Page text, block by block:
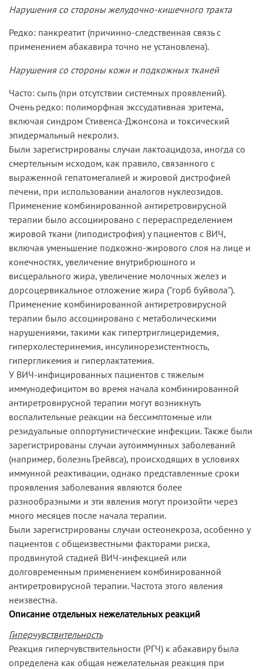
Нарушения со стороны желудочно-кишечного тракта
Редко: панкреатит (причинно-следственная связь с
применением абакавира точно не установлена).
Нарушения со стороны кожи и подкожных тканей
Часто: сыпь (при отсутствии системных проявлений).
Очень редко: полиморфная экссудативная эритема,
включая синдром Стивенса-Джонсона и токсический
эпидермальный некролиз.
Были зарегистрированы случаи лактоацидоза, иногда со
смертельным исходом, как правило, связанного с
выраженной гепатомегалией и жировой дистрофией
печени, при использовании аналогов нуклеозидов.
Применение комбинированной антиретровирусной
терапии было ассоциировано с перераспределением
жировой ткани (липодистрофия) у пациентов с ВИЧ,
включая уменьшение подкожно-жирового слоя на лице и
конечностях, увеличение внутрибрюшного и
висцерального жира, увеличение молочных желез и
дорсоцервикальное отложение жира ("горб буйвола").
Применение комбинированной антиретровирусной
терапии было ассоциировано с метаболическими
нарушениями, такими как гипертриглицеридемия,
гиперхолестеринемия, инсулинорезистентность,
гипергликемия и гиперлактатемия.
У ВИЧ-инфицированных пациентов с тяжелым
иммунодефицитом во время начала комбинированной
антиретровирусной терапии могут возникнуть
воспалительные реакции на бессимптомные или
резидуальные оппортунистические инфекции. Также были
зарегистрированы случаи аутоиммунных заболеваний
(например, болезнь Грейвса), происходящих в условиях
иммунной реактивации, однако представленные сроки
проявления заболевания являются более
разнообразными и эти явления могут произойти через
много месяцев после начала терапии.
Были зарегистрированы случаи остеонекроза, особенно у
пациентов с общеизвестными факторами риска,
продвинутой стадией ВИЧ-инфекцией или
долговременным применением комбинированной
антиретровирусной терапии. Частота этого явления
неизвестна.
Описание отдельных нежелательных реакций
Гиперчувствительность
Реакция гиперчувствительности (РГЧ) к абакавиру была
определена как общая нежелательная реакция при